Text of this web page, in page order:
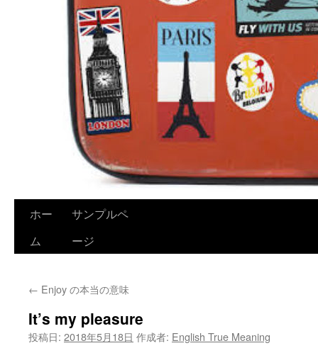
ホー
ム
サンプルペ
ージ
← Enjoy の本当の意味
It’s my pleasure
投稿日: 2018年5月18日 作成者: English True Meaning